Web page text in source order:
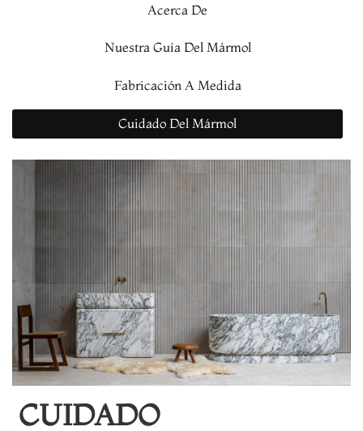
Acerca De
Nuestra Guía Del Mármol
Fabricación A Medida
Cuidado Del Mármol
CUIDADO